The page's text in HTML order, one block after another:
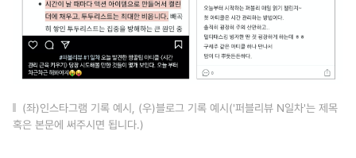
(좌)인스타그램 기록 예시, (우)블로그 기록 예시('퍼블리뷰 N일차'는 제목
혹은 본문에 써주시면 됩니다.)